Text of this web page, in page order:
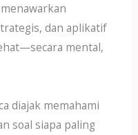
dan aplikatif
mental,
diajak memahami
soal siapa paling